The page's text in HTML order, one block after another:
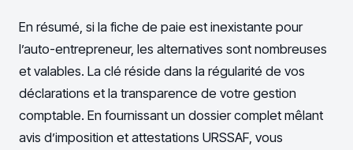
En résumé, si la fiche de paie est inexistante pour
l’auto-entrepreneur, les alternatives sont nombreuses
et valables. La clé réside dans la régularité de vos
déclarations et la transparence de votre gestion
comptable. En fournissant un dossier complet mêlant
avis d’imposition et attestations URSSAF, vous